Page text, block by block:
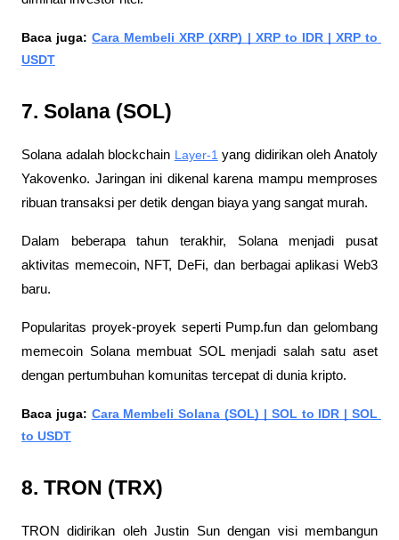
Baca juga: Cara Membeli XRP (XRP) | XRP to IDR | XRP to
USDT
7. Solana (SOL)
Solana adalah blockchain Layer-1 yang didirikan oleh Anatoly
Yakovenko. Jaringan ini dikenal karena mampu memproses
ribuan transaksi per detik dengan biaya yang sangat murah.
Dalam beberapa tahun terakhir, Solana menjadi pusat
aktivitas memecoin, NFT, DeFi, dan berbagai aplikasi Web3
baru.
Popularitas proyek-proyek seperti Pump.fun dan gelombang
memecoin Solana membuat SOL menjadi salah satu aset
dengan pertumbuhan komunitas tercepat di dunia kripto.
Baca juga: Cara Membeli Solana (SOL) | SOL to IDR | SOL
to USDT
8. TRON (TRX)
TRON didirikan oleh Justin Sun dengan visi membangun